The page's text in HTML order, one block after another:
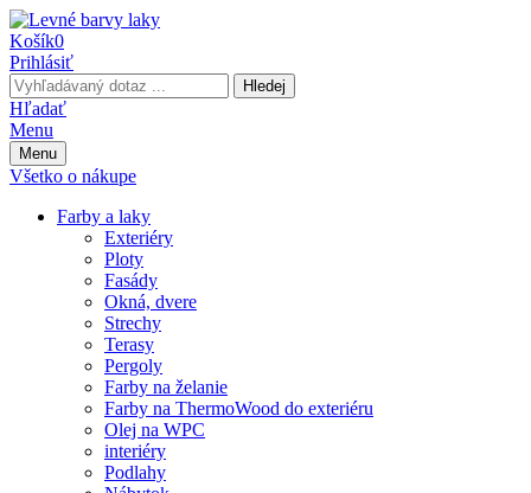
Košík0
Prihlásiť
Hledej
Hľadať
Menu
Menu
Všetko o nákupe
Farby a laky
Exteriéry
Ploty
Fasády
Okná, dvere
Strechy
Terasy
Pergoly
Farby na želanie
Farby na ThermoWood do exteriéru
Olej na WPC
interiéry
Podlahy